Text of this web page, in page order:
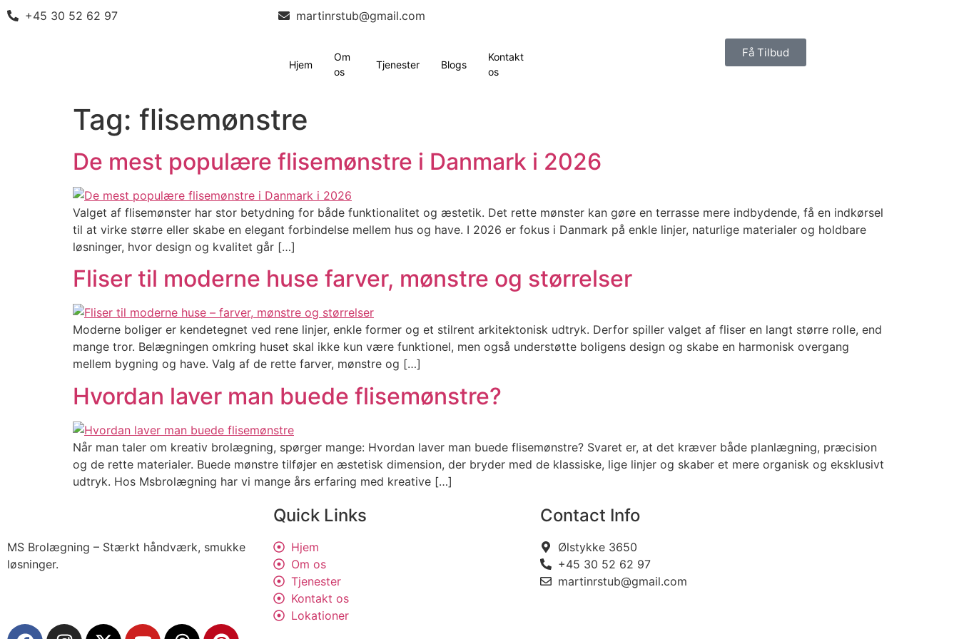
+45 30 52 62 97 martinrstub@gmail.com
Hjem
Om
os
Tjenester Blogs
Kontakt
os
Få Tilbud
Tag: flisemønstre
De mest populære flisemønstre i Danmark i 2026
Valget af flisemønster har stor betydning for både funktionalitet og æstetik. Det rette mønster kan gøre en terrasse mere indbydende, få en indkørsel
til at virke større eller skabe en elegant forbindelse mellem hus og have. I 2026 er fokus i Danmark på enkle linjer, naturlige materialer og holdbare
løsninger, hvor design og kvalitet går […]
Fliser til moderne huse farver, mønstre og størrelser
Moderne boliger er kendetegnet ved rene linjer, enkle former og et stilrent arkitektonisk udtryk. Derfor spiller valget af fliser en langt større rolle, end
mange tror. Belægningen omkring huset skal ikke kun være funktionel, men også understøtte boligens design og skabe en harmonisk overgang
mellem bygning og have. Valg af de rette farver, mønstre og […]
Hvordan laver man buede flisemønstre?
Når man taler om kreativ brolægning, spørger mange: Hvordan laver man buede flisemønstre? Svaret er, at det kræver både planlægning, præcision
og de rette materialer. Buede mønstre tilføjer en æstetisk dimension, der bryder med de klassiske, lige linjer og skaber et mere organisk og eksklusivt
udtryk. Hos Msbrolægning har vi mange års erfaring med kreative […]
MS Brolægning – Stærkt håndværk, smukke
løsninger.
Quick Links
Hjem
Om os
Tjenester
Kontakt os
Lokationer
Contact Info
Ølstykke 3650
+45 30 52 62 97
martinrstub@gmail.com